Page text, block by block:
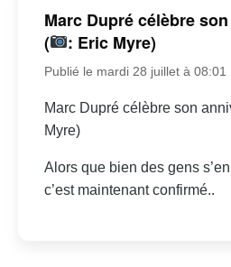
Marc Dupré célèbre
(
: Eric Myre)
Publié le mardi 28 juillet à 08:01
Marc Dupré célèbre son
Myre)
Alors que bien des gens
c’est maintenant confirmé..